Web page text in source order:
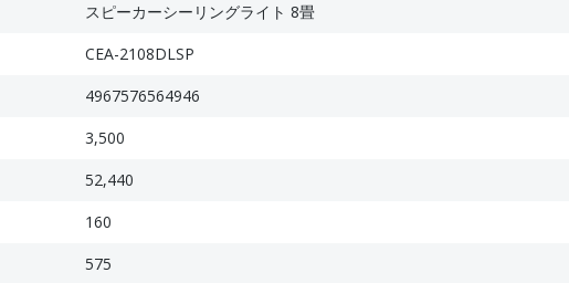
スピーカーシーリングライト 8畳
CEA-2108DLSP
4967576564946
3,500
52,440
160
575